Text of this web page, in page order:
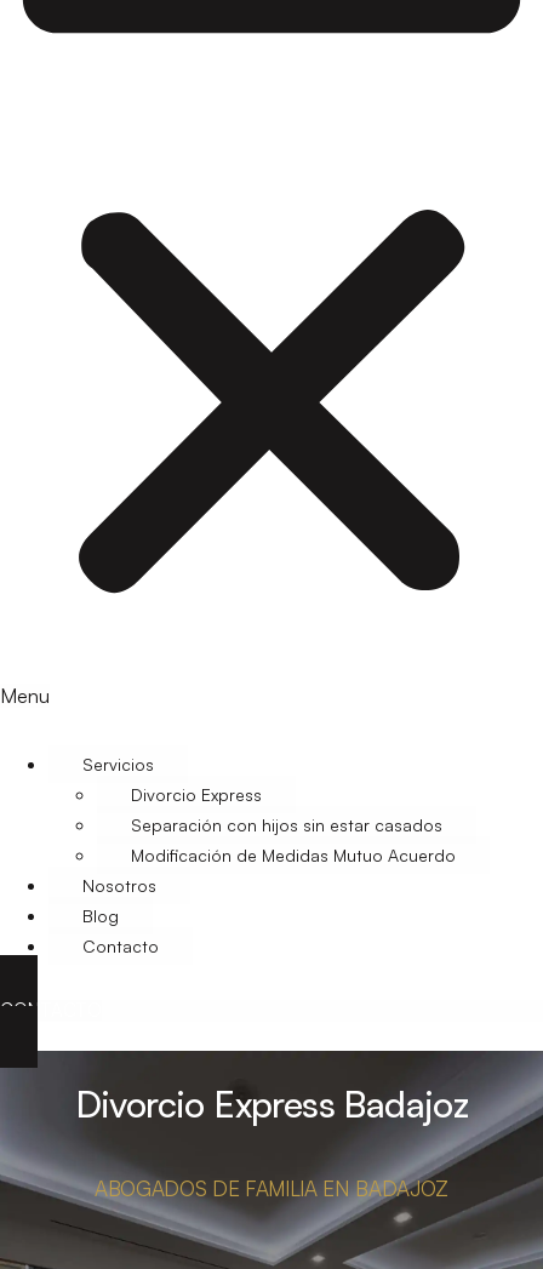
Menu
Servicios
Divorcio Express
Separación con hijos sin estar casados
Modificación de Medidas Mutuo Acuerdo
Nosotros
Blog
Contacto
CONTACTO
Divorcio Express Badajoz
ABOGADOS DE FAMILIA EN BADAJOZ